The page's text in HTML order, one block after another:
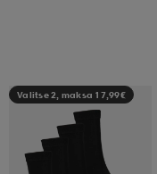
Valitse 2, maksa 17,99€